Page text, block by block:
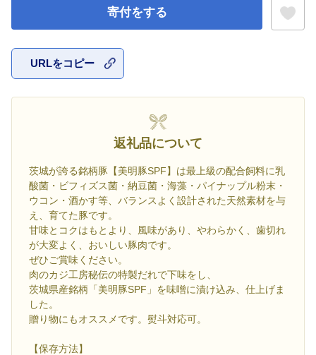
寄付をする
URLをコピー
返礼品について
茨城が誇る銘柄豚【美明豚SPF】は最上級の配合飼料に乳
酸菌・ビフィズス菌・納豆菌・海藻・パイナップル粉末・
ウコン・酒かす等、バランスよく設計された天然素材を与
え、育てた豚です。
甘味とコクはもとより、風味があり、やわらかく、歯切れ
が大変よく、おいしい豚肉です。
ぜひご賞味ください。
肉のカジ工房秘伝の特製だれで下味をし、
茨城県産銘柄「美明豚SPF」を味噌に漬け込み、仕上げま
した。
贈り物にもオススメです。熨斗対応可。
【保存方法】